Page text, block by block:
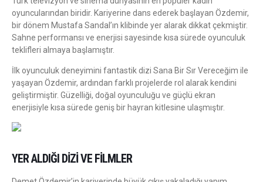
oyuncularından biridir. Kariyerine dans ederek başlayan Özdemir,
bir dönem Mustafa Sandal’ın klibinde yer alarak dikkat çekmiştir.
Sahne performansı ve enerjisi sayesinde kısa sürede oyunculuk
teklifleri almaya başlamıştır.
İlk oyunculuk deneyimini fantastik dizi Sana Bir Sır Vereceğim ile
yaşayan Özdemir, ardından farklı projelerde rol alarak kendini
geliştirmiştir. Güzelliği, doğal oyunculuğu ve güçlü ekran
enerjisiyle kısa sürede geniş bir hayran kitlesine ulaşmıştır.
YER ALDIĞI DIZI VE FILMLER